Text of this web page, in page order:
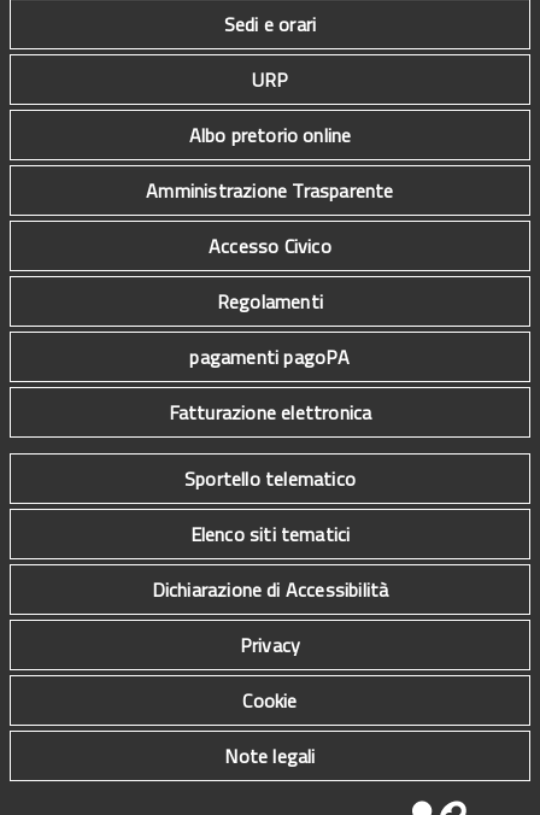
Sedi e orari
URP
Albo pretorio online
Amministrazione Trasparente
Accesso Civico
Regolamenti
pagamenti pagoPA
Fatturazione elettronica
Sportello telematico
Elenco siti tematici
Dichiarazione di Accessibilità
Privacy
Cookie
Note legali